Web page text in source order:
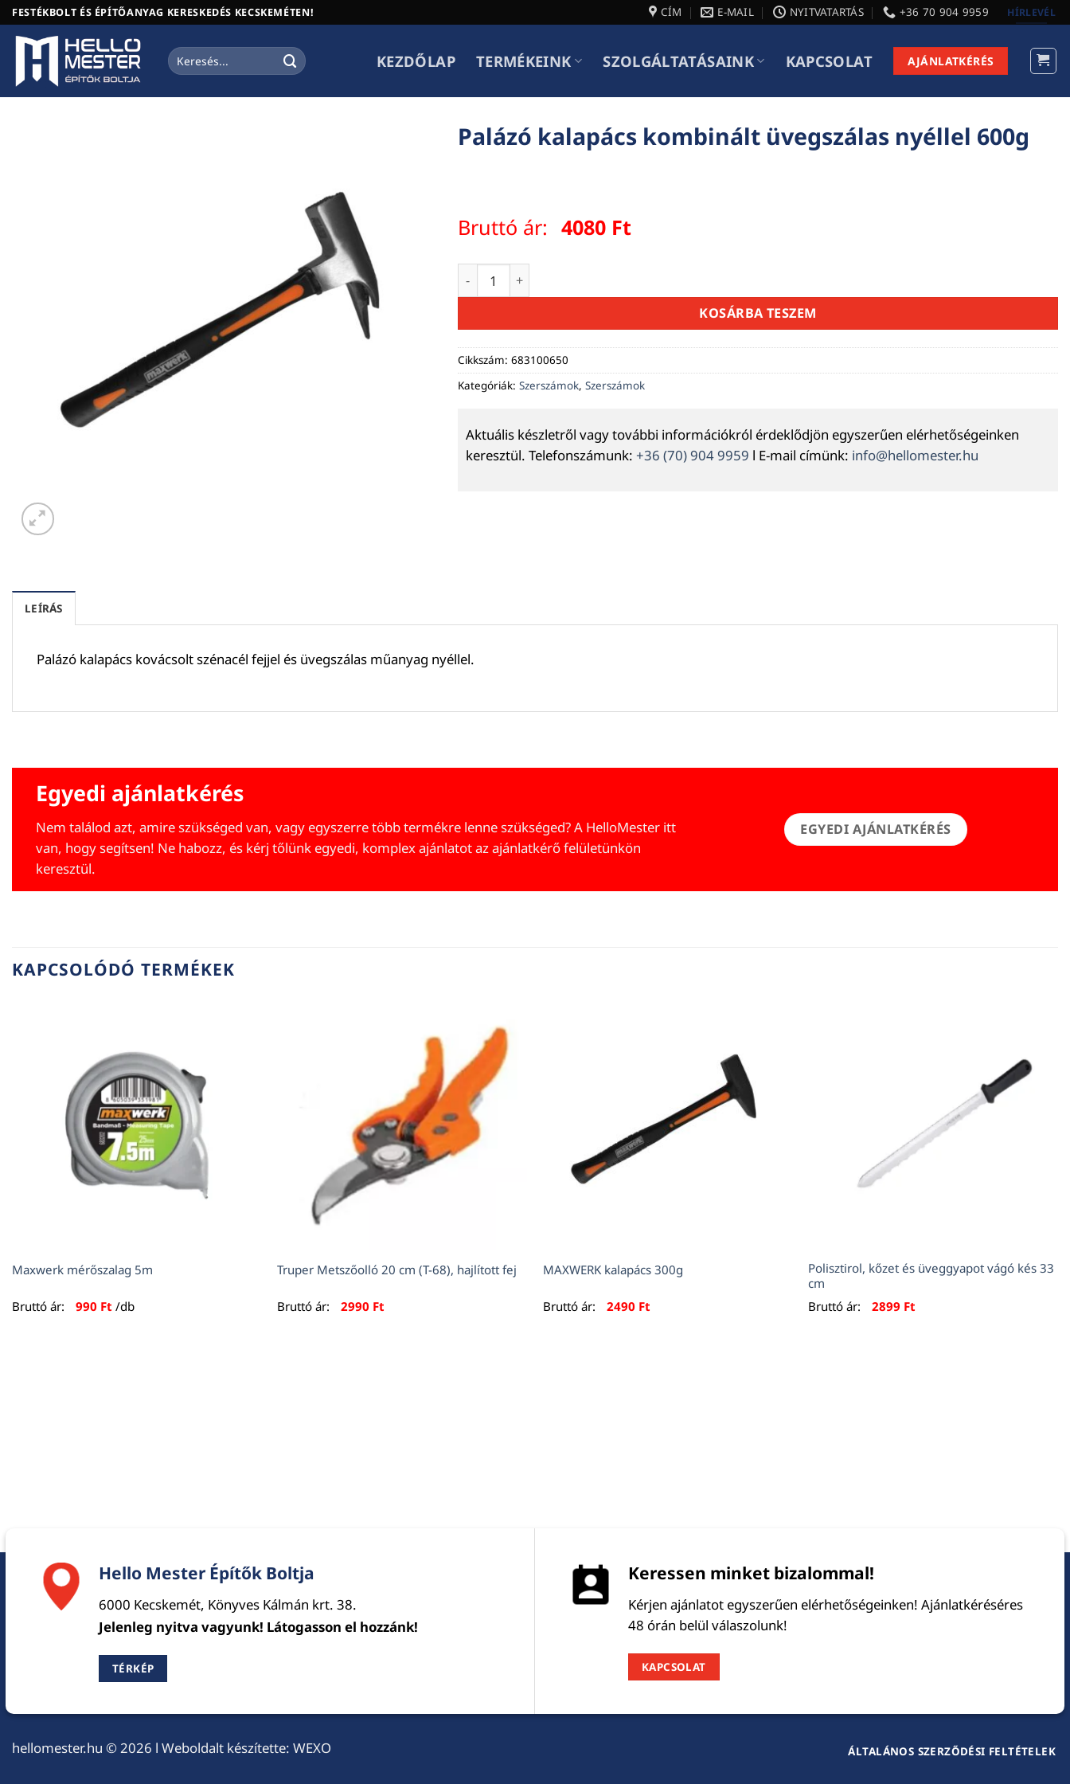
Skip
to
content
FESTÉKBOLT ÉS ÉPÍTŐANYAG KERESKEDÉS KECSKEMÉTEN! CÍM E-MAIL NYITVATARTÁS +36 70 904 9959 HÍRLEVÉL
Keresés
a
KEZDŐLAP TERMÉKEINK SZOLGÁLTATÁSAINK KAPCSOLAT AJÁNLATKÉRÉS
Palázó kalapács kombinált üvegszálas nyéllel 600g
Bruttó ár: 4080 Ft
Palázó kalapács kombinált üvegszálas nyéllel 600g mennyiség
KOSÁRBA TESZEM
Cikkszám: 683100650
Kategóriák: Szerszámok, Szerszámok
Aktuális készletről vagy további információkról érdeklődjön egyszerűen elérhetőségeinken
keresztül. Telefonszámunk: +36 (70) 904 9959 l E-mail címünk: info@hellomester.hu
LEÍRÁS
Palázó kalapács kovácsolt szénacél fejjel és üvegszálas műanyag nyéllel.
Egyedi ajánlatkérés
Nem találod azt, amire szükséged van, vagy egyszerre több termékre lenne szükséged? A HelloMester itt
van, hogy segítsen! Ne habozz, és kérj tőlünk egyedi, komplex ajánlatot az ajánlatkérő felületünkön
keresztül.
EGYEDI AJÁNLATKÉRÉS
KAPCSOLÓDÓ TERMÉKEK
Maxwerk mérőszalag 5m
Bruttó ár: 990 Ft /db
Truper Metszőolló 20 cm (T-68), hajlított fej
Bruttó ár: 2990 Ft
MAXWERK kalapács 300g
Bruttó ár: 2490 Ft
Polisztirol, kőzet és üveggyapot vágó kés 33
cm
Bruttó ár:
2899 Ft
Hello Mester Építők Boltja
6000 Kecskemét, Könyves Kálmán krt. 38.
Jelenleg nyitva vagyunk! Látogasson el hozzánk!
TÉRKÉP
Keressen minket bizalommal!
Kérjen ajánlatot egyszerűen elérhetőségeinken! Ajánlatkéréséres
48 órán belül válaszolunk!
KAPCSOLAT
hellomester.hu © 2026 l Weboldalt készítette: WEXO ÁLTALÁNOS SZERZŐDÉSI FELTÉTELEK